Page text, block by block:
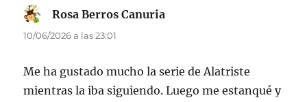
Rosa Berros Canuria
10/06/2026 a las 23:01
Me ha gustado mucho la serie de Alatriste
mientras la iba siguiendo. Luego me estanqué y